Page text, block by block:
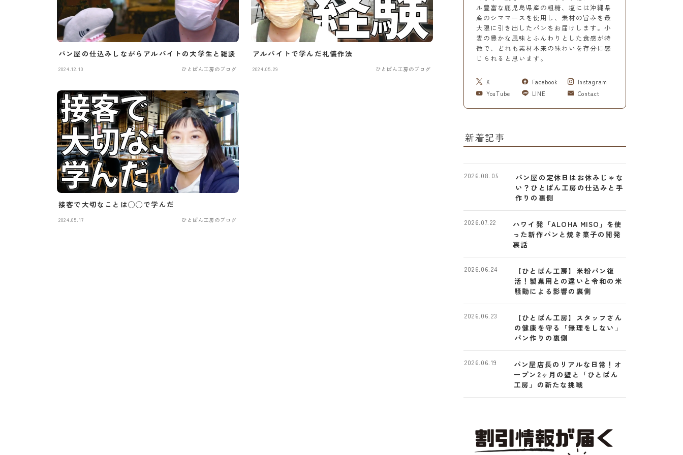
パン屋の仕込みしながらアルバイトの大学生と雑談
2024.12.10 ひとぱん工房のブログ
アルバイトで学んだ礼儀作法
2024.05.29 ひとぱん工房のブログ
接客で大切なことは◯◯で学んだ
2024.05.17 ひとぱん工房のブログ
ル豊富な鹿児島県産の粗糖、塩には沖縄県
産のシママースを使用し、素材の旨みを最
大限に引き出したパンをお届けします。小
麦の豊かな風味とふんわりとした食感が特
徴で、どれも素材本来の味わいを存分に感
じられると思います。
X Facebook
Instagram
YouTube
LINE Contact
新着記事
パン屋の定休日はお休みじゃな
い？ひとぱん工房の仕込みと手
作りの裏側
2026.08.05
ハワイ発「ALOHA MISO」を使
った新作パンと焼き菓子の開発
裏話
2026.07.22
【ひとぱん工房】米粉パン復
活！製菓用との違いと令和の米
騒動による影響の裏側
2026.06.24
【ひとぱん工房】スタッフさん
の健康を守る「無理をしない」
パン作りの裏側
2026.06.23
パン屋店長のリアルな日常！オ
ープン2ヶ月の壁と「ひとぱん
工房」の新たな挑戦
2026.06.19